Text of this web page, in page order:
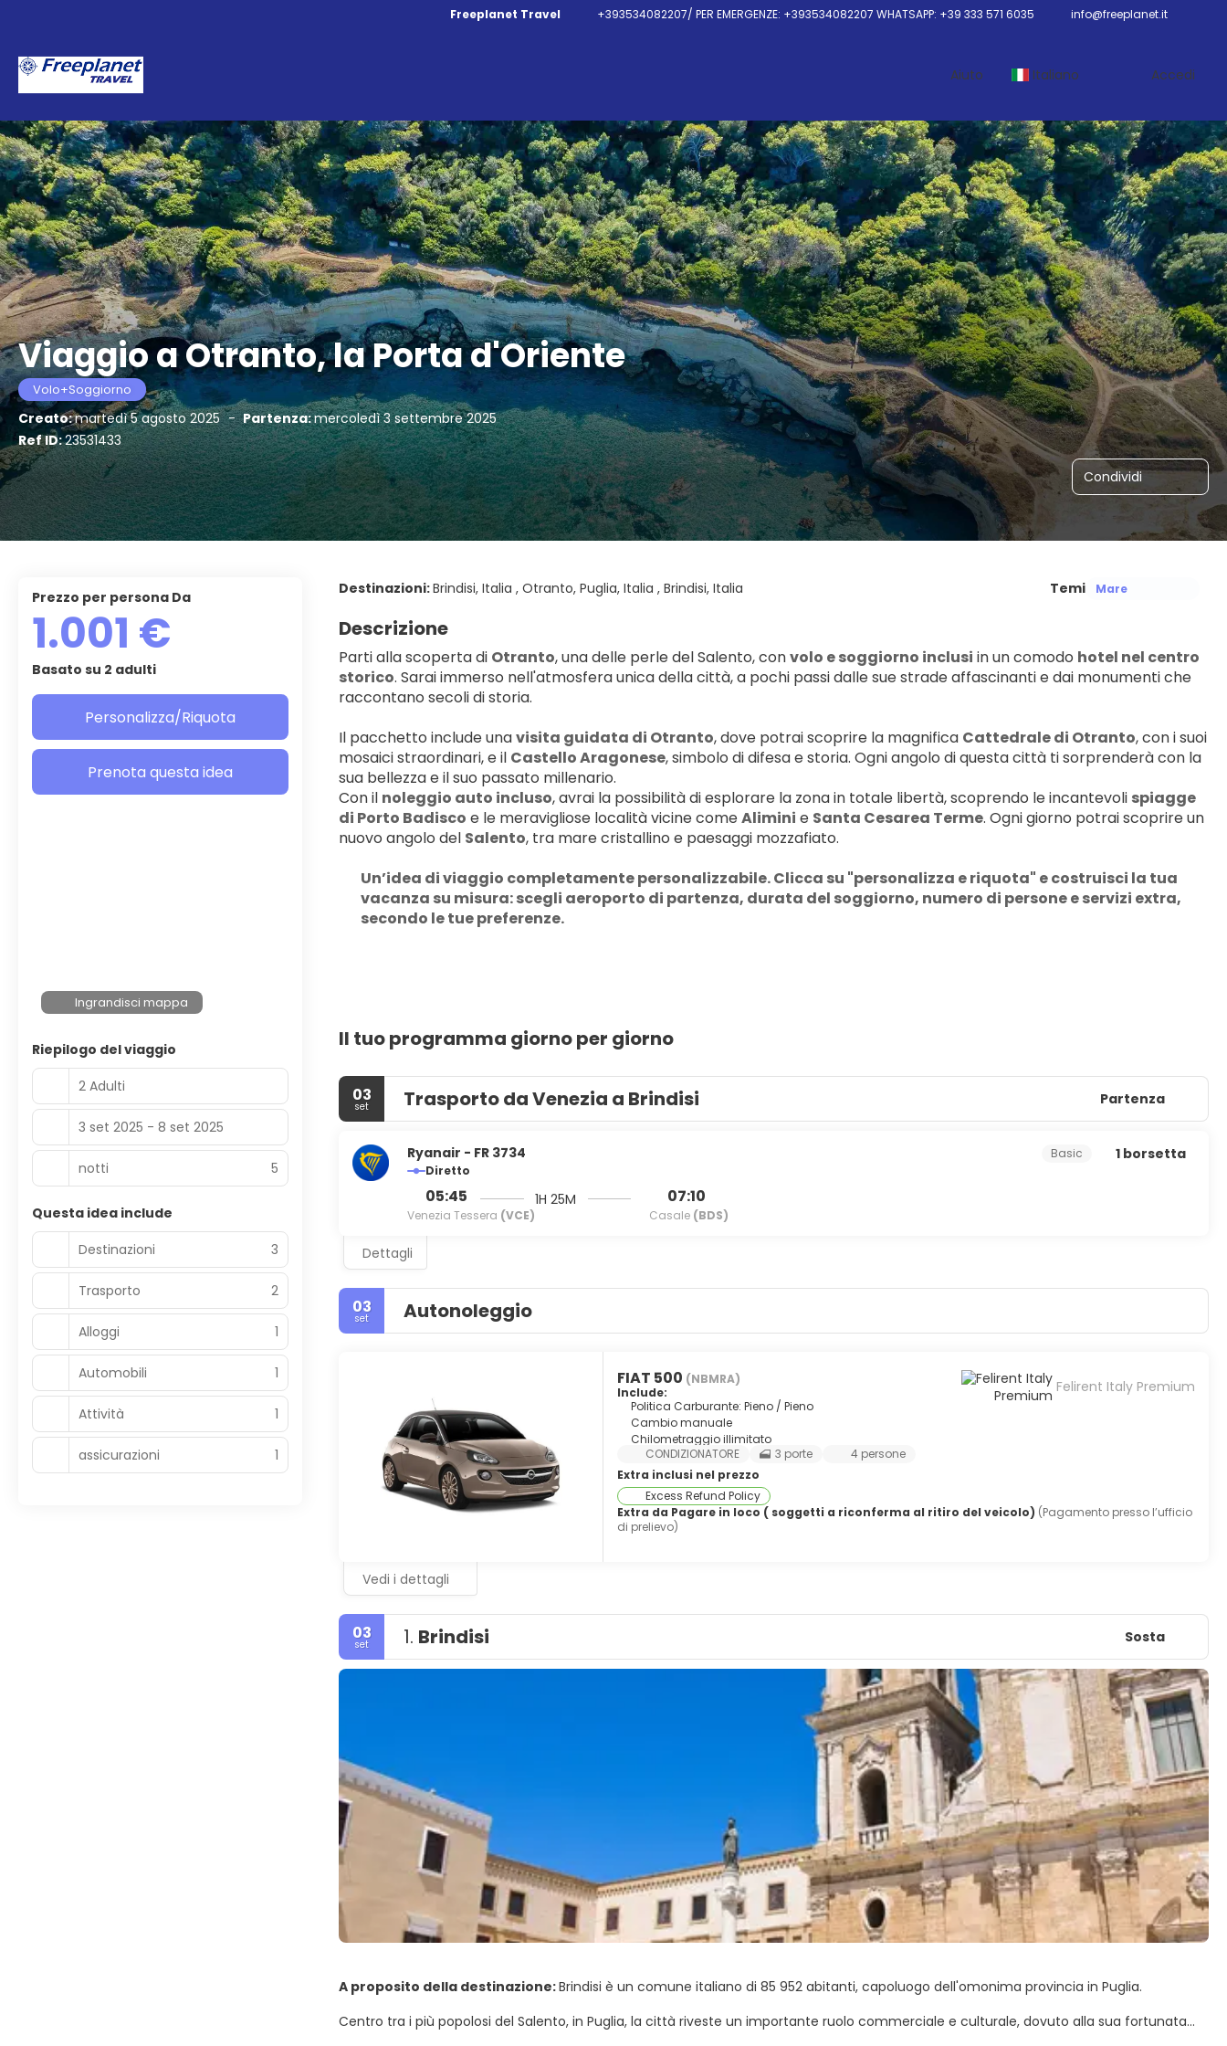
Freeplanet Travel +393534082207/ PER EMERGENZE: +393534082207 WHATSAPP: +39 333 571 6035 info@freeplanet.it
Aiuto Italiano Accedi
Viaggio a Otranto, la Porta d'Oriente
Volo+Soggiorno
Creato:martedì 5 agosto 2025 - Partenza:mercoledì 3 settembre 2025
Ref ID:23531433
Condividi
Destinazioni:Brindisi, Italia , Otranto, Puglia, Italia , Brindisi, Italia Temi Mare
Descrizione
Parti alla scoperta di Otranto, una delle perle del Salento, con volo e soggiorno inclusi in un comodo hotel nel centro
storico. Sarai immerso nell'atmosfera unica della città, a pochi passi dalle sue strade affascinanti e dai monumenti che
raccontano secoli di storia.
Il pacchetto include una visita guidata di Otranto, dove potrai scoprire la magnifica Cattedrale di Otranto, con i suoi
mosaici straordinari, e il Castello Aragonese, simbolo di difesa e storia. Ogni angolo di questa città ti sorprenderà con la
sua bellezza e il suo passato millenario.
Con il noleggio auto incluso, avrai la possibilità di esplorare la zona in totale libertà, scoprendo le incantevoli spiagge
di Porto Badisco e le meravigliose località vicine come Alimini e Santa Cesarea Terme. Ogni giorno potrai scoprire un
nuovo angolo del Salento, tra mare cristallino e paesaggi mozzafiato.
Un’idea di viaggio completamente personalizzabile. Clicca su "personalizza e riquota" e costruisci la tua
vacanza su misura: scegli aeroporto di partenza, durata del soggiorno, numero di persone e servizi extra,
secondo le tue preferenze.
Il tuo programma giorno per giorno
03
set Trasporto da Venezia a Brindisi Partenza
Ryanair - FR 3734
Diretto
05:45
Venezia Tessera (VCE)
1H 25M 07:10
Casale (BDS)
Basic 1 borsetta
Dettagli
03
set Autonoleggio
FIAT 500 (NBMRA)
Include:
Politica Carburante: Pieno / Pieno
Cambio manuale
Chilometraggio illimitato
CONDIZIONATORE
3 porte 4 persone
Felirent Italy Premium
Extra inclusi nel prezzo
Excess Refund Policy
Extra da Pagare in loco ( soggetti a riconferma al ritiro del veicolo) (Pagamento presso l’ufficio
di prelievo)
Vedi i dettagli
03
set 1. Brindisi Sosta
A proposito della destinazione:Brindisi è un comune italiano di 85 952 abitanti, capoluogo dell'omonima provincia in Puglia.
Centro tra i più popolosi del Salento, in Puglia, la città riveste un importante ruolo commerciale e culturale, dovuto alla sua fortunata
Prezzo per persona Da
1.001 €
Basato su 2 adulti
Personalizza/Riquota
Prenota questa idea
Ingrandisci mappa
Riepilogo del viaggio
2 Adulti
3 set 2025 - 8 set 2025
notti 5
Questa idea include
Destinazioni
3
Trasporto 2
Alloggi 1
Automobili 1
Attività 1
assicurazioni 1